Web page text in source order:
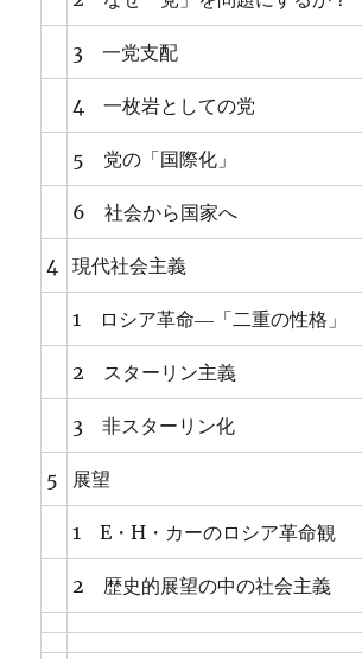
3 一党支配
4 一枚岩としての党
5 党の「国際化」
6 社会から国家へ
4 現代社会主義
1 ロシア革命―「二重の性格」
2 スターリン主義
3 非スターリン化
5 展望
1 E・H・カーのロシア革命観
2 歴史的展望の中の社会主義